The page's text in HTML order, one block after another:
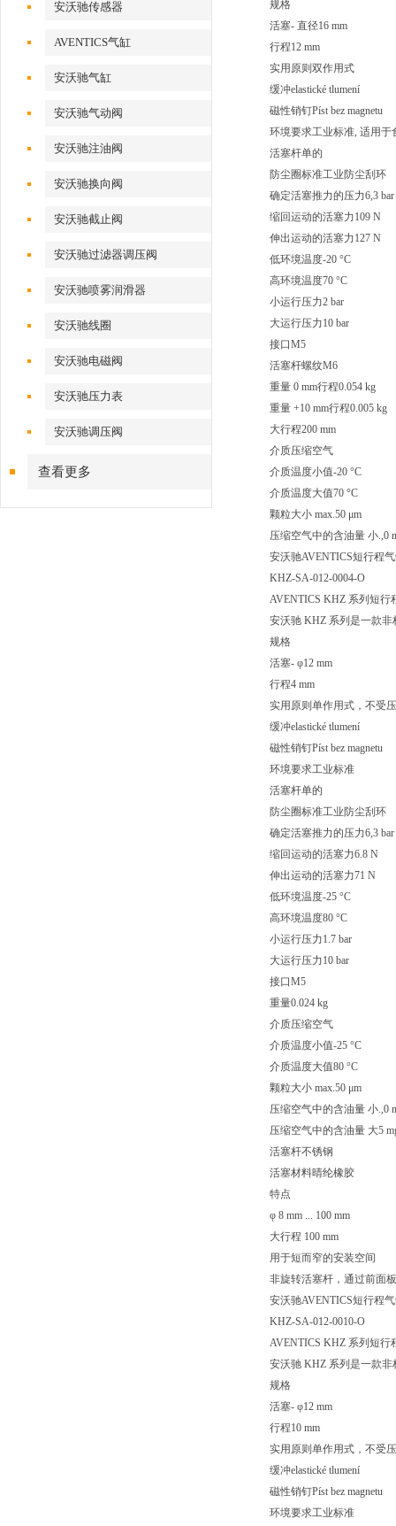
安沃驰传感器
AVENTICS气缸
安沃驰气缸
安沃驰气动阀
安沃驰注油阀
安沃驰换向阀
安沃驰截止阀
安沃驰过滤器调压阀
安沃驰喷雾润滑器
安沃驰线圈
安沃驰电磁阀
安沃驰压力表
安沃驰调压阀
查看更多
规格
活塞- 直径16 mm
行程12 mm
实用原则双作用式
缓冲elastické tlumení
磁性销钉Píst bez magnetu
环境要求工业标准, 适用于
活塞杆单的
防尘圈标准工业防尘刮环
确定活塞推力的压力6,3 bar
缩回运动的活塞力109 N
伸出运动的活塞力127 N
低环境温度-20 °C
高环境温度70 °C
小运行压力2 bar
大运行压力10 bar
接口M5
活塞杆螺纹M6
重量 0 mm行程0.054 kg
重量 +10 mm行程0.005 kg
大行程200 mm
介质压缩空气
介质温度小值-20 °C
介质温度大值70 °C
颗粒大小 max.50 μm
压缩空气中的含油量 小.,0
安沃驰AVENTICS短行程
KHZ-SA-012-0004-O
AVENTICS KHZ 系列短行
安沃驰 KHZ 系列是一款
规格
活塞- φ12 mm
行程4 mm
实用原则单作用式，不受
缓冲elastické tlumení
磁性销钉Píst bez magnetu
环境要求工业标准
活塞杆单的
防尘圈标准工业防尘刮环
确定活塞推力的压力6,3 bar
缩回运动的活塞力6.8 N
伸出运动的活塞力71 N
低环境温度-25 °C
高环境温度80 °C
小运行压力1.7 bar
大运行压力10 bar
接口M5
重量0.024 kg
介质压缩空气
介质温度小值-25 °C
介质温度大值80 °C
颗粒大小 max.50 μm
压缩空气中的含油量 小.,0
压缩空气中的含油量 大5
活塞杆不锈钢
活塞材料晴纶橡胶
特点
φ 8 mm ... 100 mm
大行程 100 mm
用于短而窄的安装空间
非旋转活塞杆，通过前面
安沃驰AVENTICS短行程
KHZ-SA-012-0010-O
AVENTICS KHZ 系列短行
安沃驰 KHZ 系列是一款
规格
活塞- φ12 mm
行程10 mm
实用原则单作用式，不受
缓冲elastické tlumení
磁性销钉Píst bez magnetu
环境要求工业标准